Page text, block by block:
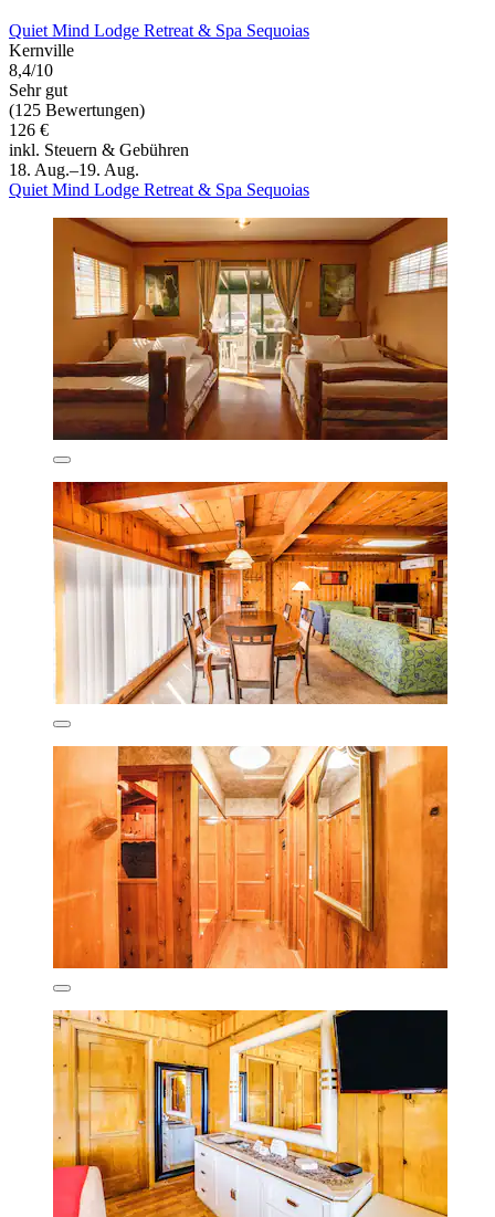
Quiet Mind Lodge Retreat & Spa Sequoias
Kernville
8,4/10
Sehr gut
(125 Bewertungen)
126 €
inkl. Steuern & Gebühren
18. Aug.–19. Aug.
Quiet Mind Lodge Retreat & Spa Sequoias